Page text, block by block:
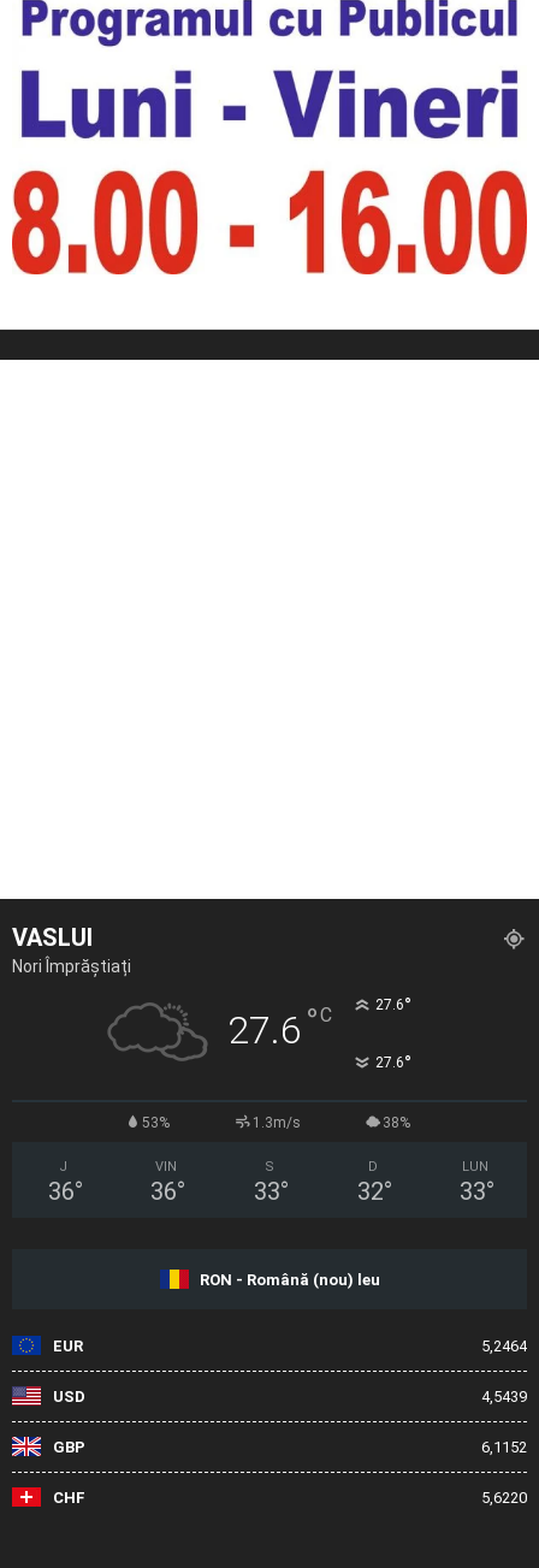
VASLUI
Nori Împrăștiați
27.6 °C 27.6°
27.6°
53% 1.3m/s 38%
J
36°
VIN
36°
S
33°
D
32°
LUN
33°
RON - Română (nou) leu
EUR 5,2464
USD 4,5439
GBP 6,1152
CHF 5,6220